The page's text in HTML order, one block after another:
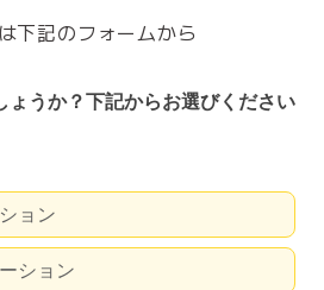
下記のフォームから